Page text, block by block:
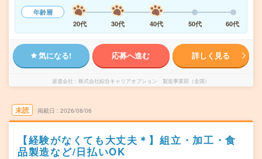
年齢層
20代
30代 40代 50代 60代
気になる! 応募へ進む 詳しく見る
派遣会社 株式会社綜合キャリアオプション 製造事業部（全国）
未読 掲載日 2026/08/06
【経験がなくても大丈夫＊】組立・加工・食
品製造など/日払いOK